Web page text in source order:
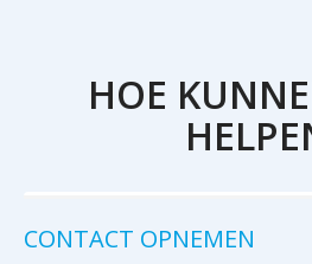
HOE
CONTACT OPNEMEN